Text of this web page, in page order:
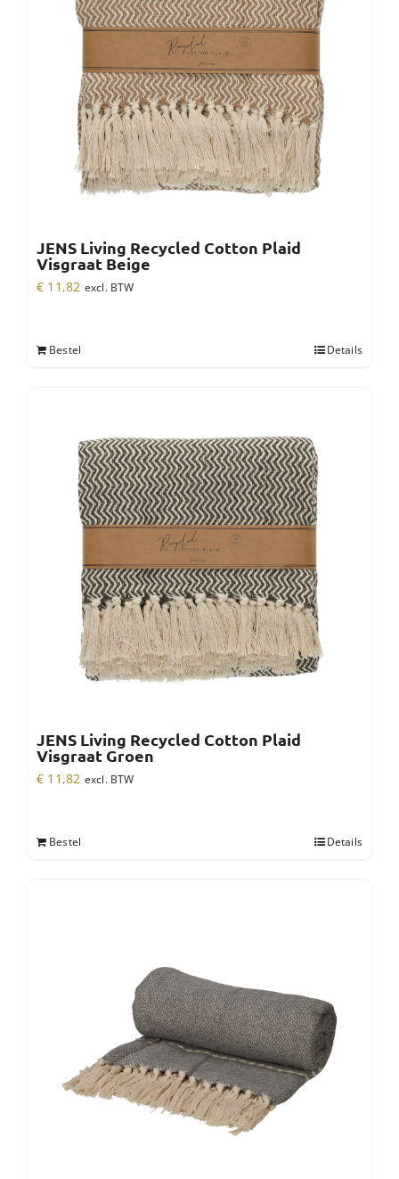
JENS Living Recycled Cotton Plaid
Visgraat Beige
€ 11,82 excl. BTW
Bestel Details
JENS Living Recycled Cotton Plaid
Visgraat Groen
€ 11,82 excl. BTW
Bestel Details